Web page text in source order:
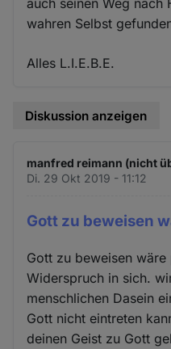
wahren Selbst
Alles L.I.E.B.E.
Diskussion anzeigen
manfred reimann (nicht
Di. 29 Okt 2019 - 11:12
Gott zu beweisen
Gott zu beweisen
Widerspruch in sich.
menschlichen Dasein
Gott nicht eintreten
deinen Geist zu Gott